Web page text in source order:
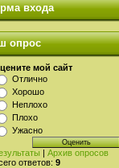
входа
опрос
мой сайт
Отлично
Хорошо
Неплохо
Плохо
Ужасно
| Архив опросов
ответов: 9